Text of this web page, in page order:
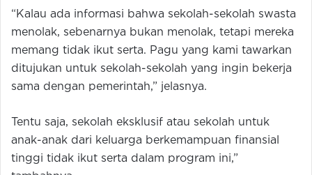
“Kalau ada informasi bahwa sekolah-sekolah swasta
menolak, sebenarnya bukan menolak, tetapi mereka
memang tidak ikut serta. Pagu yang kami tawarkan
ditujukan untuk sekolah-sekolah yang ingin bekerja
sama dengan pemerintah,” jelasnya.
Tentu saja, sekolah eksklusif atau sekolah untuk
anak-anak dari keluarga berkemampuan finansial
tinggi tidak ikut serta dalam program ini,”